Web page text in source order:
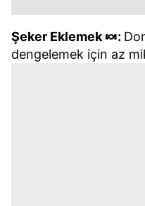
Şeker Eklemek 🍬:
dengelemek için az